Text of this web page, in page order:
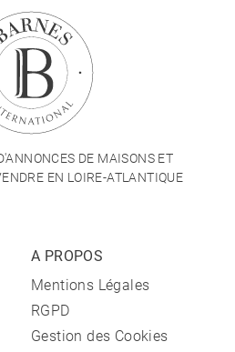
DE MAISONS ET
EN LOIRE-ATLANTIQUE
A PROPOS
Mentions Légales
RGPD
Gestion des Cookies